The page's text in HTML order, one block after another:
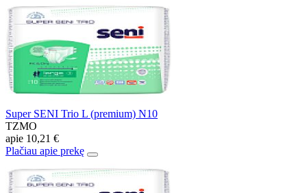
Super SENI Trio L (premium) N10
TZMO
apie 10,21 €
Plačiau apie prekę